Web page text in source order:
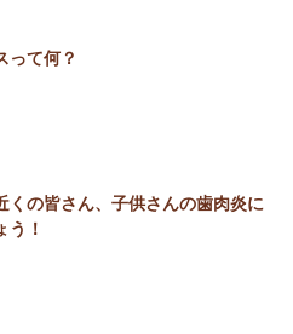
って何？
くの皆さん、子供さんの歯肉炎に
う！